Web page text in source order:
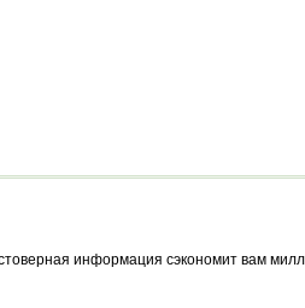
информация сэкономит вам